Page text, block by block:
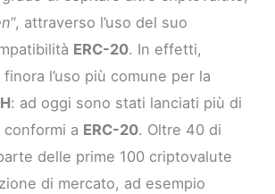
“, attraverso l’uso del suo
ERC-20. In effetti,
l’uso più comune per la
: ad oggi sono stati lanciati più di
a ERC-20. Oltre 40 di
delle prime 100 criptovalute
di mercato, ad esempio